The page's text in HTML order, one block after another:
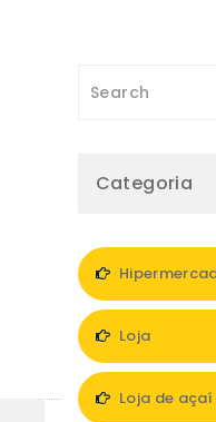
Categoria
Loja
Loja de açaí